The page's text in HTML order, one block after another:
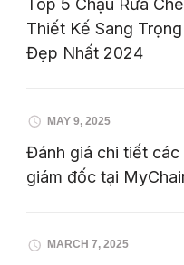
Top 5 Chậu Rửa
Thiết Kế Sang
Đẹp Nhất 2024
MAY 9, 2025
Đánh giá chi tiết các
giám đốc tại
MARCH 7, 2025